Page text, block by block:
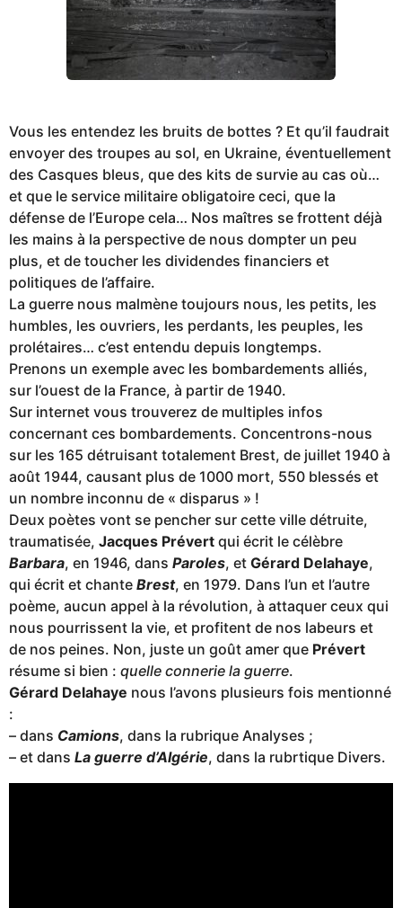
Vous les entendez les bruits de bottes ? Et qu’il faudrait
envoyer des troupes au sol, en Ukraine, éventuellement
des Casques bleus, que des kits de survie au cas où…
et que le service militaire obligatoire ceci, que la
défense de l’Europe cela… Nos maîtres se frottent déjà
les mains à la perspective de nous dompter un peu
plus, et de toucher les dividendes financiers et
politiques de l’affaire.
La guerre nous malmène toujours nous, les petits, les
humbles, les ouvriers, les perdants, les peuples, les
prolétaires… c’est entendu depuis longtemps.
Prenons un exemple avec les bombardements alliés,
sur l’ouest de la France, à partir de 1940.
Sur internet vous trouverez de multiples infos
concernant ces bombardements. Concentrons-nous
sur les 165 détruisant totalement Brest, de juillet 1940 à
août 1944, causant plus de 1000 mort, 550 blessés et
un nombre inconnu de « disparus » !
Deux poètes vont se pencher sur cette ville détruite,
traumatisée, Jacques Prévert qui écrit le célèbre
Barbara, en 1946, dans Paroles, et Gérard Delahaye,
qui écrit et chante Brest, en 1979. Dans l’un et l’autre
poème, aucun appel à la révolution, à attaquer ceux qui
nous pourrissent la vie, et profitent de nos labeurs et
de nos peines. Non, juste un goût amer que Prévert
résume si bien : quelle connerie la guerre.
Gérard Delahaye nous l’avons plusieurs fois mentionné
:
– dans Camions, dans la rubrique Analyses ;
– et dans La guerre d’Algérie, dans la rubrtique Divers.